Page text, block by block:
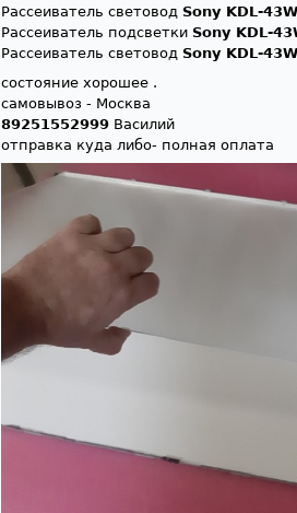
Рассеиватель световод Sony KDL-
Рассеиватель подсветки Sony KDL-
Рассеиватель световод Sony KDL-
состояние хорошее .
самовывоз - Москва
89251552999 Василий
отправка куда либо- полная оплата